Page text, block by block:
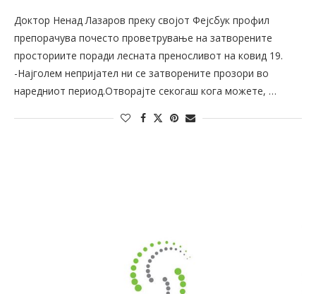
Доктор Ненад Лазаров преку својот Фејсбук профил
препорачува почесто проветрување на затворените
просториите поради лесната преносливот на ковид 19.
-Најголем непријател ни се затворените прозори во
наредниот период.Отворајте секогаш кога можете, …